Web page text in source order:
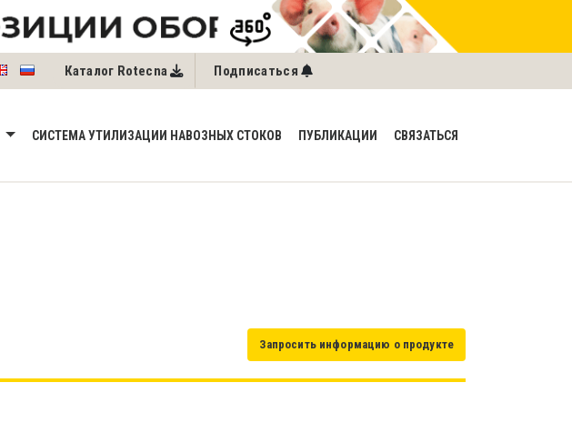
Подписаться
Каталог Rotecna
СИСТЕМА УТИЛИЗАЦИИ НАВОЗНЫХ СТОКОВ ПУБЛИКАЦИИ СВЯЗАТЬСЯ
Запросить информацию о продукте